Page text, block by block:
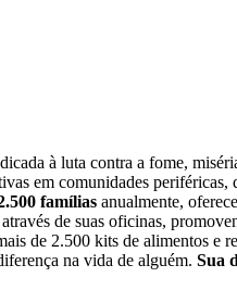
à luta contra a fome,
em comunidades periféricas,
famílias anualmente,
de suas oficinas,
de 2.500 kits de alimentos e
na vida de alguém. Sua